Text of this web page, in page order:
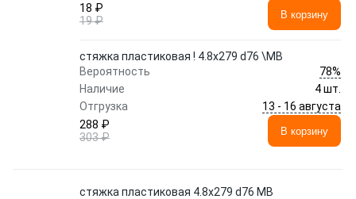
18 ₽
19 ₽
В корзину
стяжка пластиковая ! 4.8х279 d76 \MB
Вероятность
78%
Наличие
4 шт.
Отгрузка
13 - 16 августа
288 ₽
303 ₽
В корзину
стяжка пластиковая 4.8х279 d76 MB